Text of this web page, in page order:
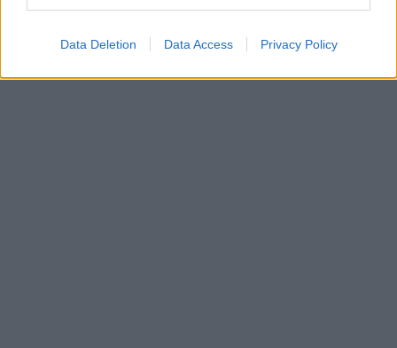
Data Deletion Data Access Privacy Policy